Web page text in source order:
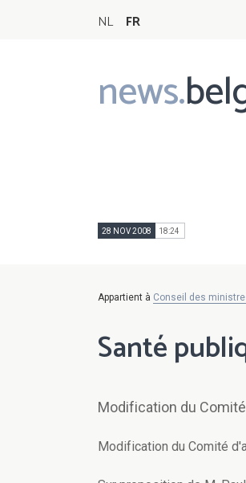
NL FR
news.
Main
navigation
28 NOV 2008 18:24
Appartient à Conseil des
Santé
Modification du
Modification du Comité